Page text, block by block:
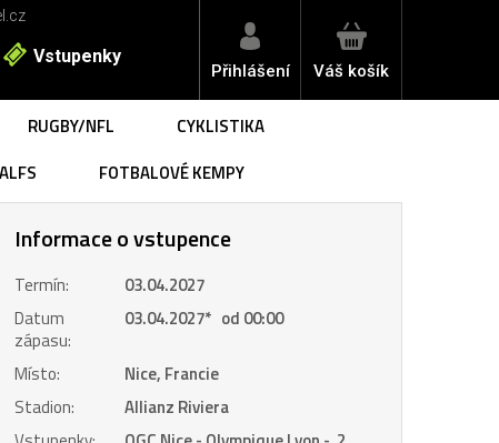
Vstupenky
Přihlášení Váš košík
RUGBY/NFL
CYKLISTIKA
FOTBALOVÉ KEMPY
Informace o vstupence
Termín:
03.04.2027
Datum
zápasu:
03.04.2027* od 00:00
Místo:
Nice, Francie
Stadion:
Allianz Riviera